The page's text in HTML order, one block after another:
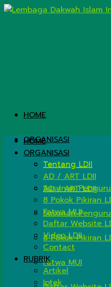
HOME
ORGANISASI
Tentang LDII
AD / ART LDII
Susunan
8 Pokok Pikiran
Fatwa MUI
HOME
ORGANISASI
Tentang LDII
AD / ART LDII
Susunan
8 Pokok Pikiran
Fatwa MUI
Daftar Website
Video LDII
Contact
RUBRIK
Artikel
Iptek